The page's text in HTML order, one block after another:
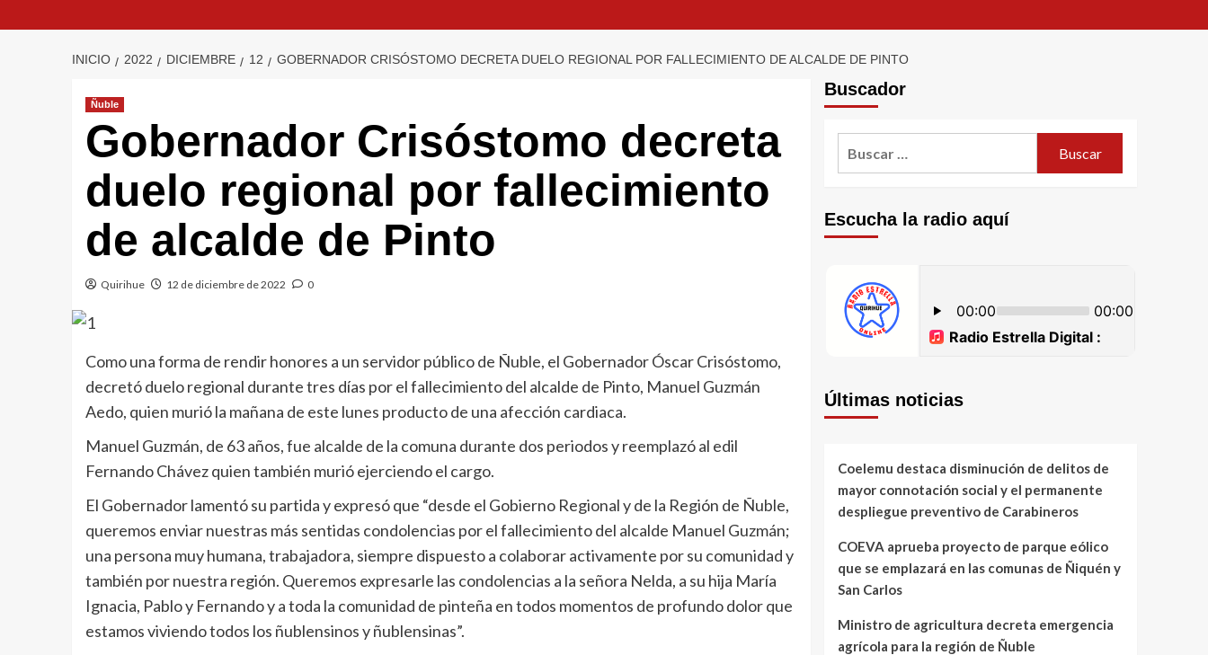
INICIO 2022 DICIEMBRE 12 GOBERNADOR CRISÓSTOMO DECRETA DUELO REGIONAL POR FALLECIMIENTO DE ALCALDE DE PINTO
Ñuble
Gobernador Crisóstomo decreta
duelo regional por fallecimiento
de alcalde de Pinto
Quirihue 12 de diciembre de 2022 0
Como una forma de rendir honores a un servidor público de Ñuble, el Gobernador Óscar Crisóstomo,
decretó duelo regional durante tres días por el fallecimiento del alcalde de Pinto, Manuel Guzmán
Aedo, quien murió la mañana de este lunes producto de una afección cardiaca.
Manuel Guzmán, de 63 años, fue alcalde de la comuna durante dos periodos y reemplazó al edil
Fernando Chávez quien también murió ejerciendo el cargo.
El Gobernador lamentó su partida y expresó que “desde el Gobierno Regional y de la Región de Ñuble,
queremos enviar nuestras más sentidas condolencias por el fallecimiento del alcalde Manuel Guzmán;
una persona muy humana, trabajadora, siempre dispuesto a colaborar activamente por su comunidad y
también por nuestra región. Queremos expresarle las condolencias a la señora Nelda, a su hija María
Ignacia, Pablo y Fernando y a toda la comunidad de pinteña en todos momentos de profundo dolor que
estamos viviendo todos los ñublensinos y ñublensinas”.
Buscador
Escucha la radio aquí
Últimas noticias
Coelemu destaca disminución de delitos de
mayor connotación social y el permanente
despliegue preventivo de Carabineros
COEVA aprueba proyecto de parque eólico
que se emplazará en las comunas de Ñiquén y
San Carlos
Ministro de agricultura decreta emergencia
agrícola para la región de Ñuble